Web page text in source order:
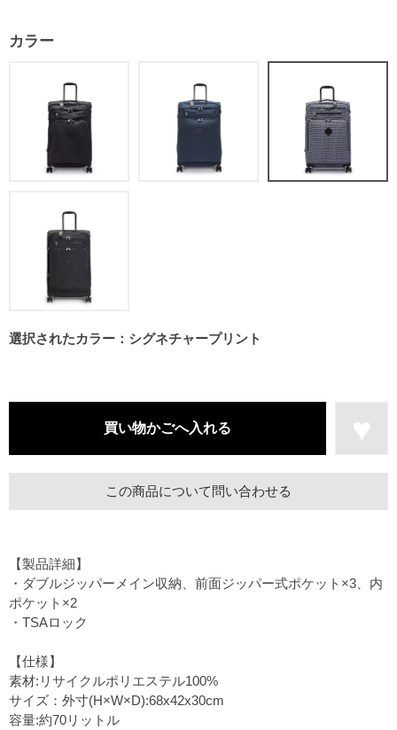
カラー
選択されたカラー：シグネチャープリント
この商品について問い合わせる
【製品詳細】
・ダブルジッパーメイン収納、前面ジッパー式ポケット×3、内
ポケット×2
・TSAロック
【仕様】
素材:リサイクルポリエステル100%
サイズ：外寸(H×W×D):68x42x30cm
容量:約70リットル